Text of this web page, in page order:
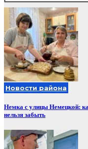
Новости района
Немка с улицы Немецкой:
нельзя забыть